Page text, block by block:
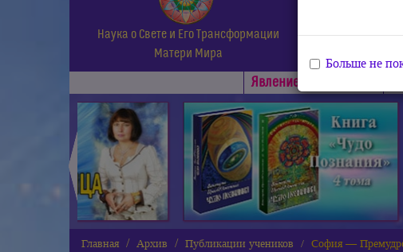
Наука о Свете и Его Трансформации
Матери Мира
Явлениe Матери Мира
◄
Главная Архив Публикации учеников София —
Больше не